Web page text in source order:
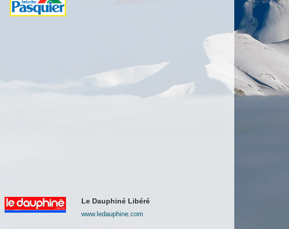
Le Dauphiné Libéré
www.ledauphine.com